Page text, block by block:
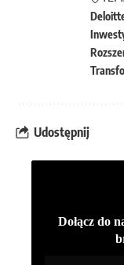
Udostępnij
Dołącz do